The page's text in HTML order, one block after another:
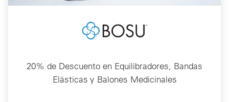
20% de Descuento en Equilibradores, Bandas
Elásticas y Balones Medicinales